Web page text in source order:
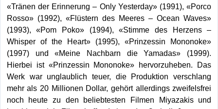
«Tränen der Erinnerung – Only Yesterday» (1991), «Porco
Rosso» (1992), «Flüstern des Meeres – Ocean Waves»
(1993), «Pom Poko» (1994), «Stimme des Herzens –
Whisper of the Heart» (1995), «Prinzessin Mononoke»
(1997) und «Meine Nachbarn die Yamadas» (1999).
Hierbei ist «Prinzessin Mononoke» hervorzuheben. Das
Werk war unglaublich teuer, die Produktion verschlang
mehr als 20 Millionen Dollar, gehört allerdings zweifelsfrei
noch heute zu den beliebtesten Filmen Miyazakis und